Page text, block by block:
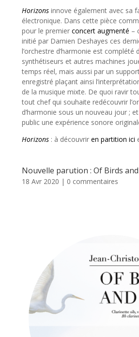
Horizonsinnove également avec sa
électronique. Dans cette pièce
pour le premier concert augmenté –
initié par Damien Deshayes ces
l’orchestre d’harmonie est complété
synthétiseurs et autres machines
temps réel, mais aussi par un
enregistré plaçant ainsi
de la musique mixte. De quoi ravir
tout chef qui souhaite redécouvrir
d’harmonie sous un nouveau jour ;
public une expérience sonore
Horizons: à découvrir en partition ici
Nouvelle parution : Of Birds
18 Avr 2020 | 0 commentaires